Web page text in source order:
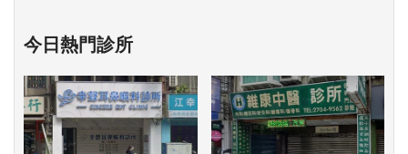
今日熱門診所